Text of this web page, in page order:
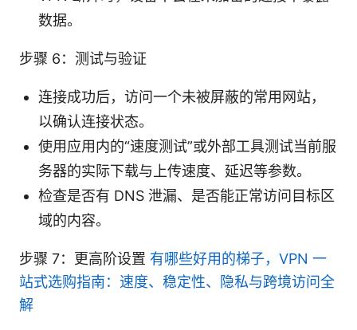
数据。
步骤 6：测试与验证
连接成功后，访问一个未被屏蔽的常用网站，
以确认连接状态。
使用应用内的“速度测试”或外部工具测试当前服
务器的实际下载与上传速度、延迟等参数。
检查是否有 DNS 泄漏、是否能正常访问目标区
域的内容。
步骤 7：更高阶设置 有哪些好用的梯子，VPN 一
站式选购指南：速度、稳定性、隐私与跨境访问全
解